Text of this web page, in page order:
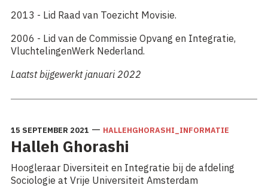
2013 - Lid Raad van Toezicht Movisie.
2006 - Lid van de Commissie Opvang en Integratie,
VluchtelingenWerk Nederland.
Laatst bijgewerkt januari 2022
15 SEPTEMBER 2021 — HALLEHGHORASHI_INFORMATIE
Halleh Ghorashi
Hoogleraar Diversiteit en Integratie bij de afdeling
Sociologie at Vrije Universiteit Amsterdam